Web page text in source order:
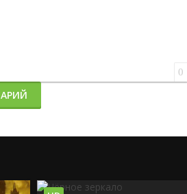
0